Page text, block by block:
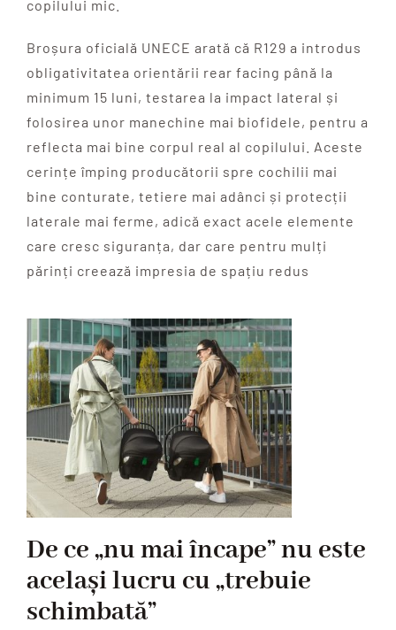
copilului mic.
Broșura oficială UNECE arată că R129 a introdus
obligativitatea orientării rear facing până la
minimum 15 luni, testarea la impact lateral și
folosirea unor manechine mai biofidele, pentru a
reflecta mai bine corpul real al copilului. Aceste
cerințe împing producătorii spre cochilii mai
bine conturate, tetiere mai adânci și protecții
laterale mai ferme, adică exact acele elemente
care cresc siguranța, dar care pentru mulți
părinți creează impresia de spațiu redus
De ce „nu mai încape” nu este
același lucru cu „trebuie
schimbată”